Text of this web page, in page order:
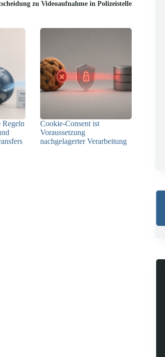
zu Videoaufnahme in Polizeistelle
Regeln
Cookie-Consent ist
Voraussetzung
nachgelagerter Verarbeitung